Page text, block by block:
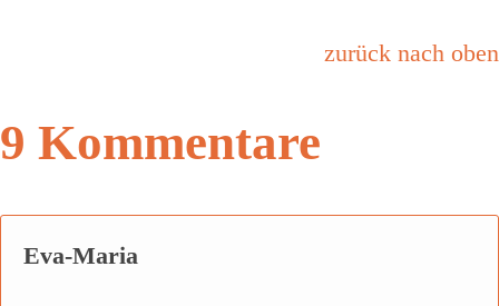
zurück nach oben
9 Kommentare
Eva-Maria